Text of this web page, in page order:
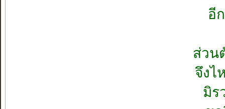
อี
ส่วน
จึงไ
มิร